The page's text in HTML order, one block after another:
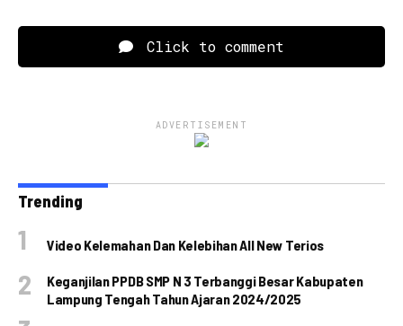
Click to comment
ADVERTISEMENT
Trending
Video Kelemahan Dan Kelebihan All New Terios
Keganjilan PPDB SMP N 3 Terbanggi Besar Kabupaten
Lampung Tengah Tahun Ajaran 2024/2025